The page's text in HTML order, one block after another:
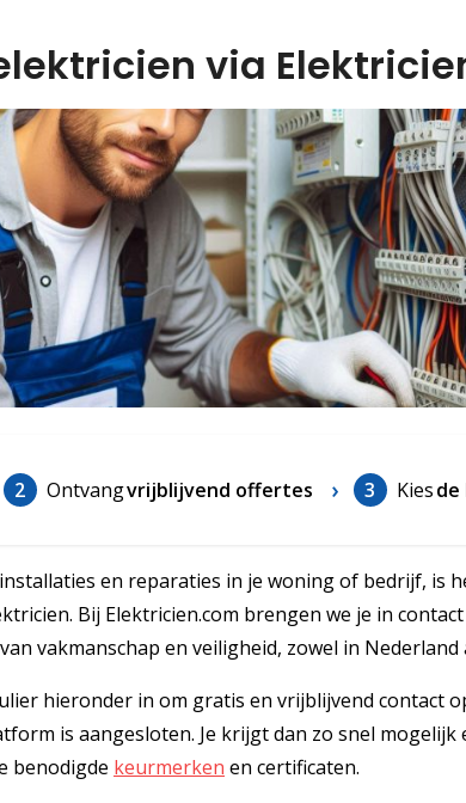
via
2 Ontvangvrijblijvend offertes 3 Kies
en reparaties in je woning of bedrijf, is
Bij Elektricien.com brengen we je in
vakmanschap en veiligheid, zowel in Nederland
hieronder in om gratis en vrijblijvend contact
is aangesloten. Je krijgt dan zo snel mogelijk
benodigde keurmerken en certificaten.